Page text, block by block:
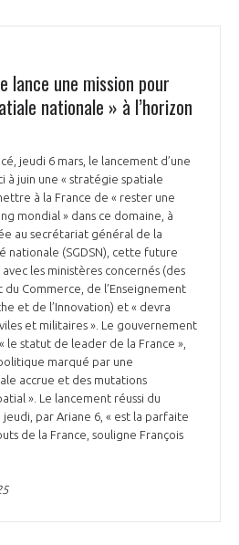
FILIÈRE AÉRONAUTIQUE ET SPATIALE
MÉDIATEUR DE LA FILIÈRE
lance une mission pour
nationale » à l’horizon
jeudi 6 mars, le lancement d’une
à juin une « stratégie spatiale
à la France de « rester une
mondial » dans ce domaine, à
au secrétariat général de la
nationale (SGDSN), cette future
les ministères concernés (des
du Commerce, de l’Enseignement
et de l’Innovation) et « devra
et militaires ». Le gouvernement
le statut de leader de la France »,
marqué par une
accrue et des mutations
». Le lancement réussi du
par Ariane 6, « est la parfaite
de la France, souligne François